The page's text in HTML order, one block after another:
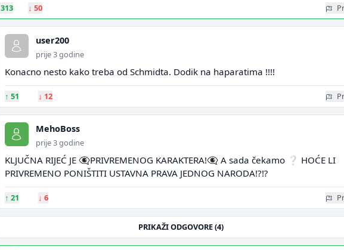
313 ↓ 50
user200
prije 3 godine
Konacno nesto kako treba od Schmidta. Dodik na haparatima !!!!
↑ 51 ↓ 12
MehoBoss
prije 3 godine
KLJUČNA RIJEĆ JE 👁️‍🗨️PRIVREMENOG KARAKTERA!👁️‍🗨️ A sada čekamo ❔ HOĆE LI
PRIVREMENO PONIŠTITI USTAVNA PRAVA JEDNOG NARODA!?⁉️
↑ 21 ↓ 6
PRIKAŽI ODGOVORE (4)